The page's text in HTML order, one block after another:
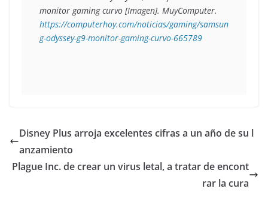
monitor gaming curvo
https://computerhoy.com/noticias/gaming/samsun
g-odyssey-g9-monitor-gaming-curvo-665789
Disney Plus arroja excelentes cifras a un año de su l
anzamiento
Plague Inc. de crear un virus letal, a tratar de encont
rar la cura